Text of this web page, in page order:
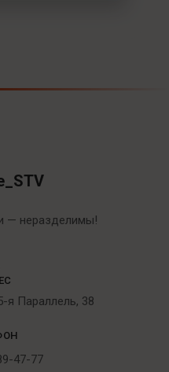
— неразделимы!
я Параллель, 38
47-77